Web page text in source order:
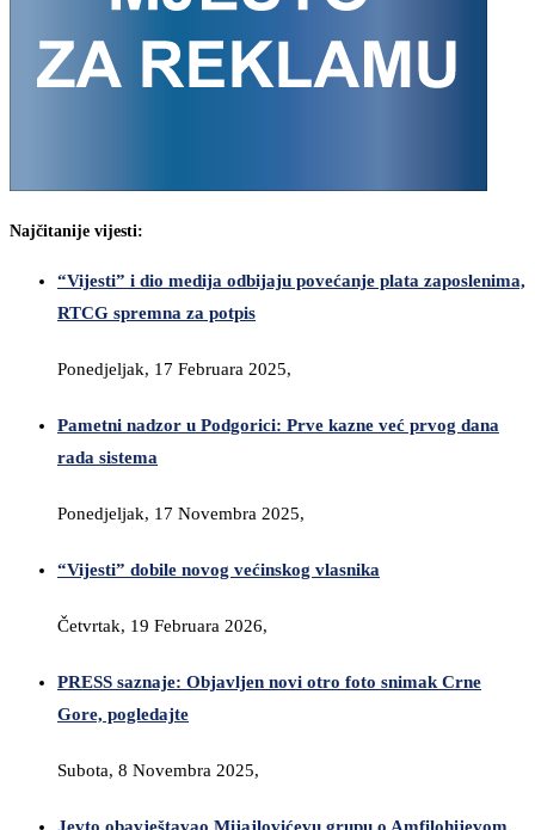
Najčitanije vijesti:
“Vijesti” i dio medija odbijaju povećanje plata zaposlenima,
RTCG spremna za potpis
Ponedjeljak, 17 Februara 2025,
Pametni nadzor u Podgorici: Prve kazne već prvog dana
rada sistema
Ponedjeljak, 17 Novembra 2025,
“Vijesti” dobile novog većinskog vlasnika
Četvrtak, 19 Februara 2026,
PRESS saznaje: Objavljen novi otro foto snimak Crne
Gore, pogledajte
Subota, 8 Novembra 2025,